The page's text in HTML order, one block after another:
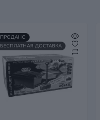
ПРОДАНО
БЕСПЛАТНАЯ ДОСТАВКА